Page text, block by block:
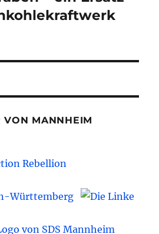
VON MANNHEIM